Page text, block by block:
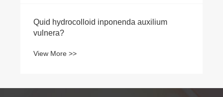
Quid hydrocolloid inponenda auxilium
vulnera?
View More >>